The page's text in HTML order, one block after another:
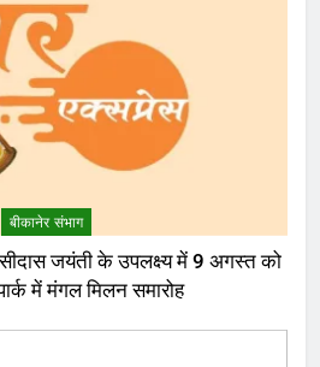
बीकानेर संभाग
जयंती के उपलक्ष्य में 9 अगस्त को
में मंगल मिलन समारोह